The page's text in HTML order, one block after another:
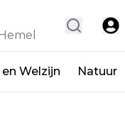
Welzijn Natuur